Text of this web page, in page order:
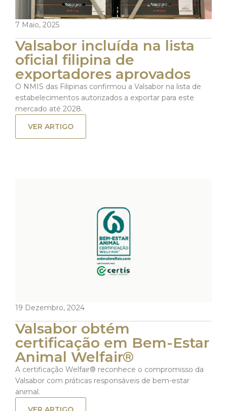
7 Maio, 2025
Valsabor incluída na lista
oficial filipina de
exportadores aprovados
O NMIS das Filipinas confirmou a Valsabor na lista de
estabelecimentos autorizados a exportar para este
mercado até 2028.
VER ARTIGO
19 Dezembro, 2024
Valsabor obtém
certificação em Bem-Estar
Animal Welfair®
A certificação Welfair® reconhece o compromisso da
Valsabor com práticas responsáveis de bem-estar
animal.